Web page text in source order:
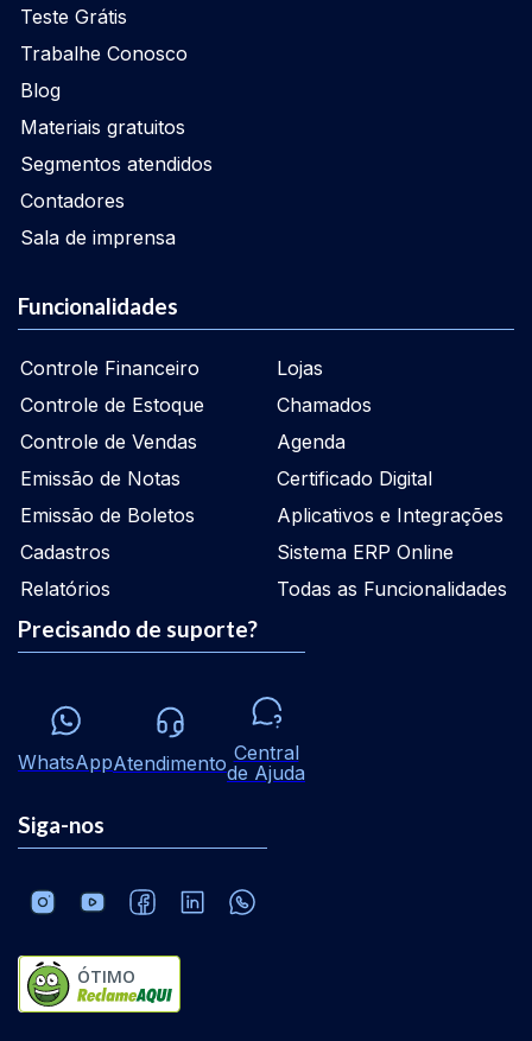
Teste Grátis
Trabalhe Conosco
Blog
Materiais gratuitos
Segmentos atendidos
Contadores
Sala de imprensa
Funcionalidades
Controle Financeiro
Controle de Estoque
Controle de Vendas
Emissão de Notas
Emissão de Boletos
Cadastros
Relatórios
Lojas
Chamados
Agenda
Certificado Digital
Aplicativos e Integrações
Sistema ERP Online
Todas as Funcionalidades
Precisando de suporte?
WhatsAppAtendimento Central
de Ajuda
Siga-nos
ÓTIMO